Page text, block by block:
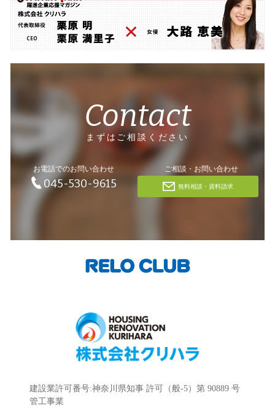
Contact
まずはご相談ください
お電話でのお問い合わせ
045-530-9615
ご相談・お問い合わせ
無料相談・資料請求
建設業許可番号:神奈川県知事 許可（般-5）第 90889 号
管工事業